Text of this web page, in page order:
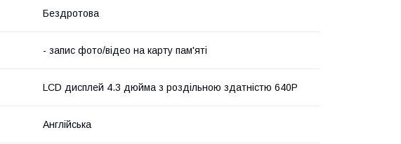
Бездротова
- запис фото/відео на карту пам'яті
LCD дисплей 4.3 дюйма з роздільною здатністю 640P
Англійська